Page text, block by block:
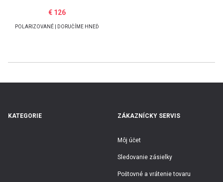
€ 126
POLARIZOVANÉ | DORUČÍME HNEĎ
KATEGORIE ZÁKAZNÍCKY SERVIS
Môj účet
Sledovanie zásielky
Poštovné a vrátenie tovaru